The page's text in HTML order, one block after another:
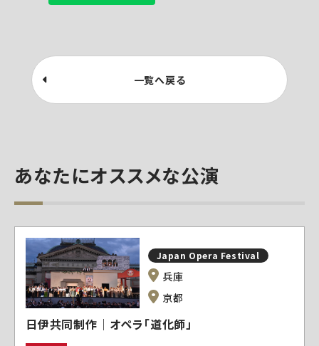
一覧へ戻る
あなたにオススメな公演
Japan Opera Festival
兵庫
京都
日伊共同制作｜オペラ「道化師」